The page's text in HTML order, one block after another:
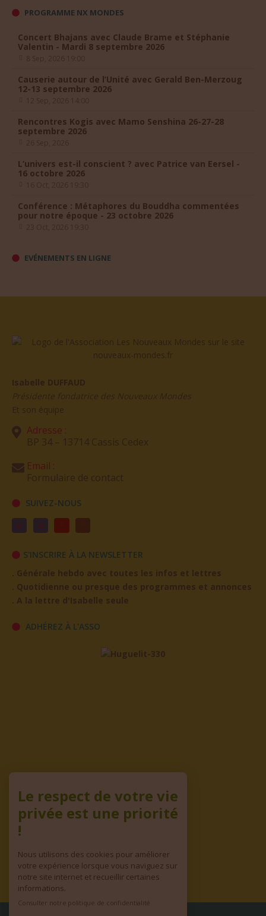
PROGRAMME NX MONDES
Concert Bhajans avec Claude Brame et Stéphanie
Valentin - Mardi 8 septembre 2026
Causerie autour de l’Unité avec Gerald Ben-Merzoug
12-13 septembre 2026
Rencontres Kogis avec Mamo Senshina 26-27-28
septembre 2026
L’univers est-il conscient ? avec Patrice van Eersel -
16 octobre 2026
Conférence : Métaphores du Bouddha commentées
pour notre époque - 23 octobre 2026
EVÉNEMENTS EN LIGNE
Adresse :
Email :
SUIVEZ-NOUS
S'INSCRIRE À LA NEWSLETTER
ADHÉREZ À L'ASSO
Le respect de votre vie
privée est une priorité
!
Nous utilisons des cookies pour améliorer
votre expérience lorsque vous naviguez sur
notre site internet et recueillir certaines
informations.
Consulter notre politique de confidentialité